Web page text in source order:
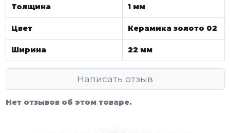
Толщина 1 мм
Цвет Керамика золото 02
Ширина 22 мм
Написать отзыв
Нет отзывов об этом товаре.